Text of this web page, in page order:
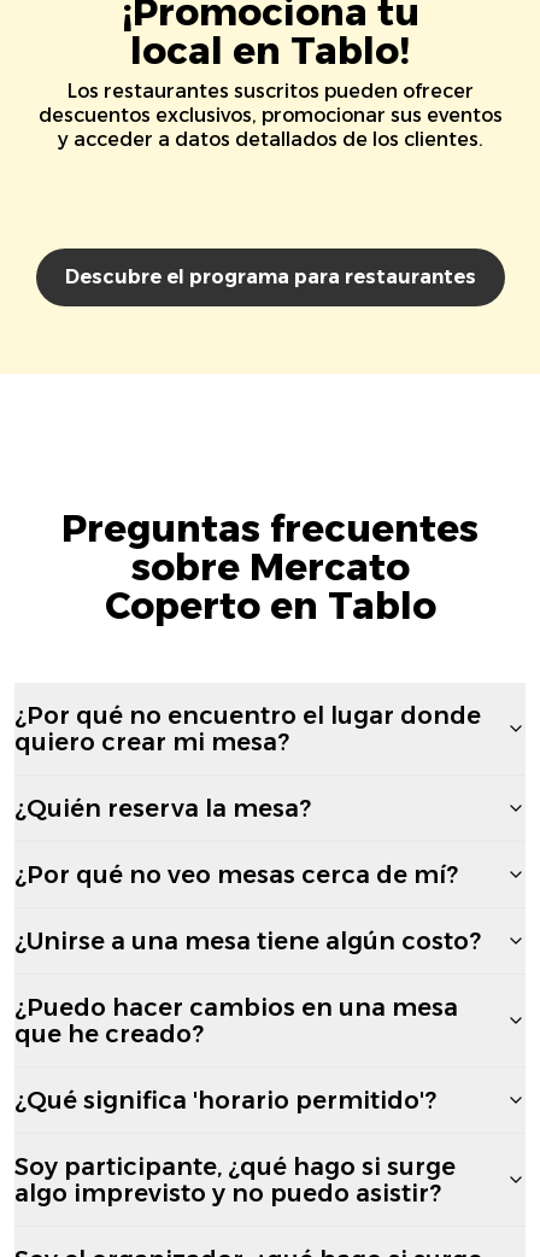
¡Promociona tu
local en Tablo!
Los restaurantes suscritos pueden ofrecer
descuentos exclusivos, promocionar sus eventos
y acceder a datos detallados de los clientes.
Descubre el programa para restaurantes
Preguntas frecuentes
sobre Mercato
Coperto en Tablo
¿Por qué no encuentro el lugar donde
quiero crear mi mesa?
¿Quién reserva la mesa?
¿Por qué no veo mesas cerca de mí?
¿Unirse a una mesa tiene algún costo?
¿Puedo hacer cambios en una mesa
que he creado?
¿Qué significa 'horario permitido'?
Soy participante, ¿qué hago si surge
algo imprevisto y no puedo asistir?